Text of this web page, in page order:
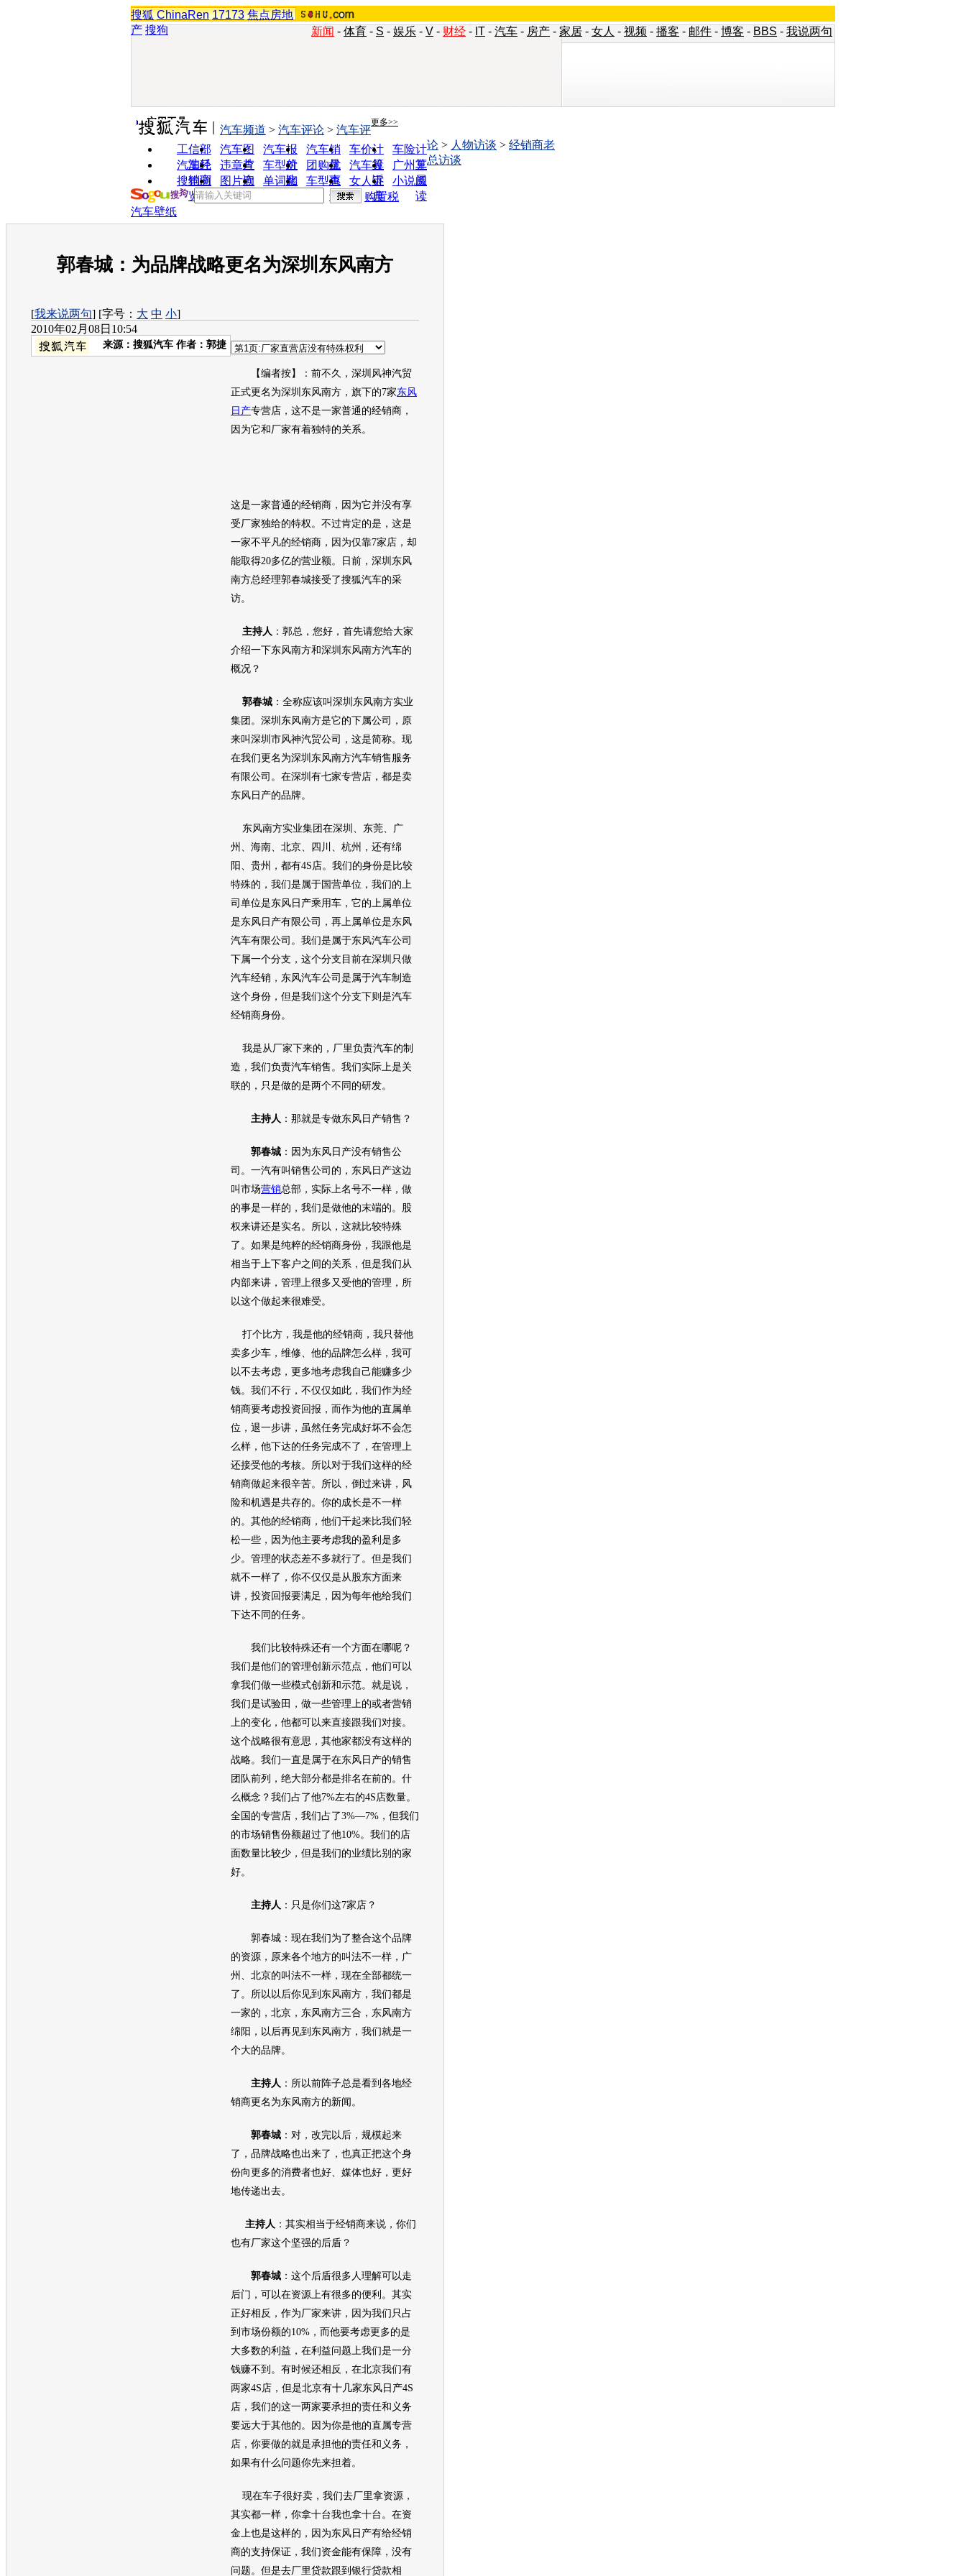
搜狐 ChinaRen 17173 焦点房地
产 搜狗 新闻 - 体育 - S - 娱乐 - V - 财经 - IT - 汽车 - 房产 - 家居 - 女人 - 视频 - 播客 - 邮件 - 博客 - BBS - 我说两句
实用工具 更多>>
工信部
油耗
汽车图
片
汽车报
价
汽车销
量
车价计
算
车险计
算
汽车经
销商
违章查
询
车型对
比
团购优
惠
汽车投
诉
广州车
展
搜狗浏
览器
图片欣
赏
单词翻
车型查
询
女人宝
典
小说阅
读
汽车频道 > 汽车评论 > 汽车评
论 > 人物访谈 > 经销商老
总访谈
购置税
汽车壁纸
郭春城：为品牌战略更名为深圳东风南方
[我来说两句] [字号： 大 中 小]
2010年02月08日10:54
来源： 搜狐汽车 作者：郭捷
【编者按】： 前不久，深圳风神汽贸
正式更名为深圳东风南方，旗下的7家东风
日产专营店，这不是一家普通的经销商，
因为它和厂家有着独特的关系。
这是一家普通的经销商，因为它并没有享
受厂家独给的特权。不过肯定的是，这是
一家不平凡的经销商，因为仅靠7家店，却
能取得20多亿的营业额。日前，深圳东风
南方总经理郭春城接受了搜狐汽车的采
访。
主持人 ：郭总，您好，首先请您给大家
介绍一下东风南方和深圳东风南方汽车的
概况？
郭春城 ：全称应该叫深圳东风南方实业
集团。深圳东风南方是它的下属公司，原
来叫深圳市风神汽贸公司，这是简称。现
在我们更名为深圳东风南方汽车销售服务
有限公司。在深圳有七家专营店，都是卖
东风日产的品牌。
东风南方实业集团在深圳、东莞、广
州、海南、北京、四川、杭州，还有绵
阳、贵州，都有4S店。我们的身份是比较
特殊的，我们是属于国营单位，我们的上
司单位是东风日产乘用车，它的上属单位
是东风日产有限公司，再上属单位是东风
汽车有限公司。我们是属于东风汽车公司
下属一个分支，这个分支目前在深圳只做
汽车经销，东风汽车公司是属于汽车制造
这个身份，但是我们这个分支下则是汽车
经销商身份。
我是从厂家下来的，厂里负责汽车的制
造，我们负责汽车销售。我们实际上是关
联的，只是做的是两个不同的研发。
主持人 ：那就是专做东风日产销售？
郭春城 ：因为东风日产没有销售公
司。 一汽有叫销售公司的，东风日产这边
叫市场营销总部，实际上名号不一样，做
的事是一样的，我们是做他的末端的。股
权来讲还是实名。所以，这就比较特殊
了。如果是纯粹的经销商身份，我跟他是
相当于上下客户之间的关系，但是我们从
内部来讲，管理上很多又受他的管理，所
以这个做起来很难受。
打个比方，我是他的经销商，我只替他
卖多少车，维修、他的品牌怎么样，我可
以不去考虑，更多地考虑我自己能赚多少
钱。我们不行，不仅仅如此，我们作为经
销商要考虑投资回报，而作为他的直属单
位，退一步讲，虽然任务完成好坏不会怎
么样，他下达的任务完成不了，在管理上
还接受他的考核。所以对于我们这样的经
销商做起来很辛苦。所以，倒过来讲，风
险和机遇是共存的。你的成长是不一样
的。其他的经销商，他们干起来比我们轻
松一些，因为他主要考虑我的盈利是多
少。管理的状态差不多就行了。但是我们
就不一样了，你不仅仅是从股东方面来
讲，投资回报要满足，因为每年他给我们
下达不同的任务。
我们比较特殊还有一个方面在哪呢？
我们是他们的管理创新示范点，他们可以
拿我们做一些模式创新和示范。就是说，
我们是试验田，做一些管理上的或者营销
上的变化，他都可以来直接跟我们对接。
这个战略很有意思，其他家都没有这样的
战略。我们一直是属于在东风日产的销售
团队前列，绝大部分都是排名在前的。什
么概念？我们占了他7%左右的4S店数量。
全国的专营店，我们占了3%—7%，但我们
的市场销售份额超过了他10%。我们的店
面数量比较少，但是我们的业绩比别的家
好。
主持人 ：只是你们这7家店？
郭春城：现在我们为了整合这个品牌
的资源，原来各个地方的叫法不一样，广
州、北京的叫法不一样，现在全部都统一
了。所以以后你见到东风南方，我们都是
一家的，北京，东风南方三合，东风南方
绵阳，以后再见到东风南方，我们就是一
个大的品牌。
主持人 ：所以前阵子总是看到各地经
销商更名为东风南方的新闻。
郭春城 ：对，改完以后，规模起来
了，品牌战略也出来了，也真正把这个身
份向更多的消费者也好、媒体也好，更好
地传递出去。
主持人 ：其实相当于经销商来说，你们
也有厂家这个坚强的后盾？
郭春城 ：这个后盾很多人理解可以走
后门，可以在资源上有很多的便利。其实
正好相反，作为厂家来讲，因为我们只占
到市场份额的10%，而他要考虑更多的是
大多数的利益，在利益问题上我们是一分
钱赚不到。有时候还相反，在北京我们有
两家4S店，但是北京有十几家东风日产4S
店，我们的这一两家要承担的责任和义务
要远大于其他的。因为你是他的直属专营
店，你要做的就是承担他的责任和义务，
如果有什么问题你先来担着。
现在车子很好卖，我们去厂里拿资源，
其实都一样，你拿十台我也拿十台。在资
金上也是这样的，因为东风日产有给经销
商的支持保证，我们资金能有保障，没有
问题。但是去厂里贷款跟到银行贷款相